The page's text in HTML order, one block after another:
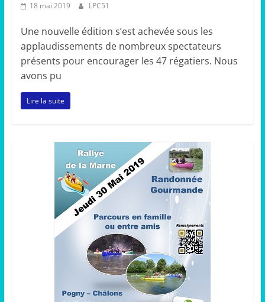
18 mai 2019 LPC51
Une nouvelle édition s’est achevée sous les
applaudissements de nombreux spectateurs
présents pour encourager les 47 régatiers. Nous
avons pu
Lire la suite